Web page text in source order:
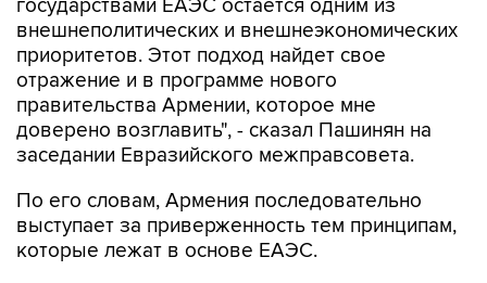
государствами ЕАЭС остается одним из
внешнеполитических и внешнеэкономических
приоритетов. Этот подход найдет свое
отражение и в программе нового
правительства Армении, которое мне
доверено возглавить", - сказал Пашинян на
заседании Евразийского межправсовета.
По его словам, Армения последовательно
выступает за приверженность тем принципам,
которые лежат в основе ЕАЭС.